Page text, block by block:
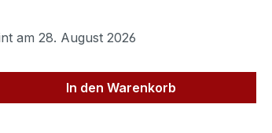
am 28. August 2026
den gewünschten Wert
In den Warenkorb